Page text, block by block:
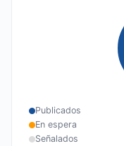
Publicados
En espera
Señalados